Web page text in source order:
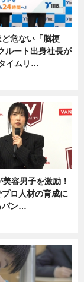
危ない「脳梗
ルート出身社長が
イムリ…
容男子を激励！
ロ人材の育成に
バン…